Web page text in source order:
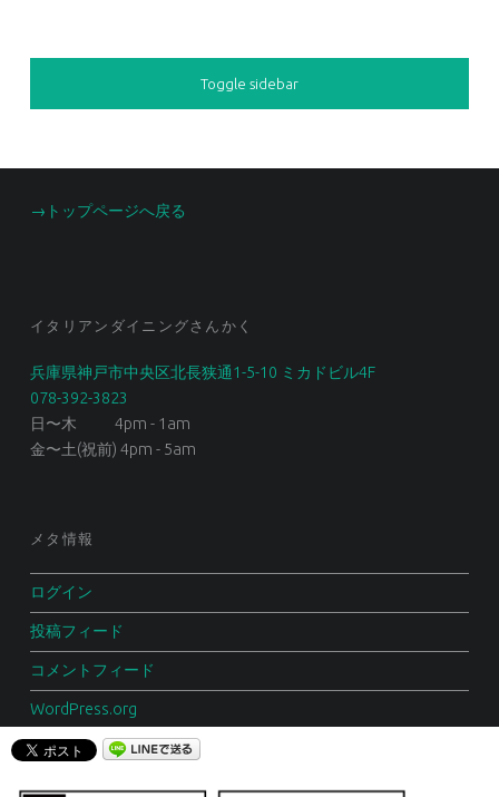
SIDEBAR
Toggle sidebar
FOOTER SIDEBAR
→トップページへ戻る
イタリアンダイニングさんかく
兵庫県神戸市中央区北長狭通1-5-10 ミカドビル4F
078-392-3823
日〜木 4pm - 1am
金〜土(祝前) 4pm - 5am
メタ情報
ログイン
投稿フィード
コメントフィード
WordPress.org